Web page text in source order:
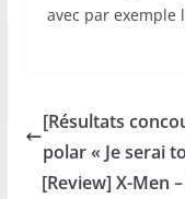
avec par exemple
[Résultats
polar « Je serai
[Review] X-Men